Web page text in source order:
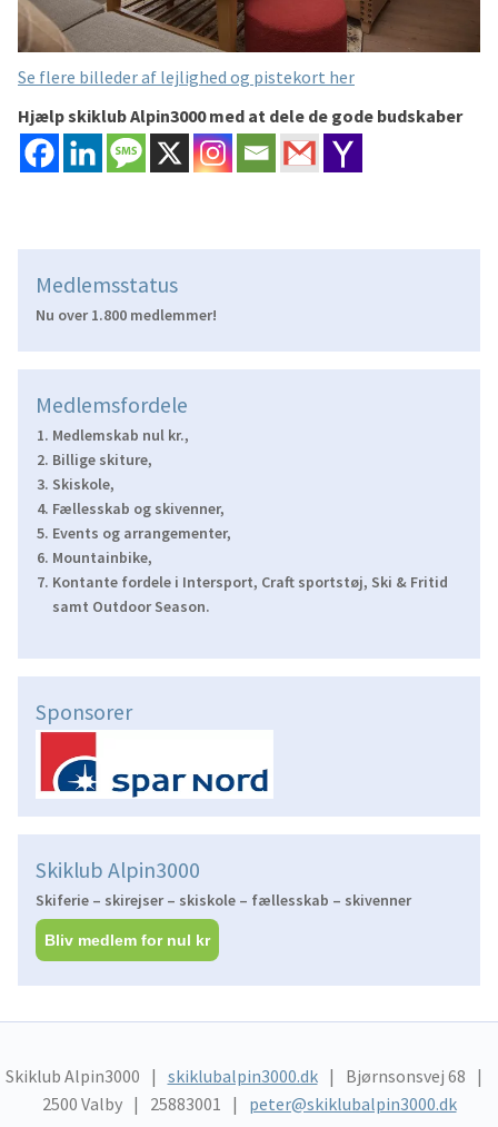
Se flere billeder af lejlighed og pistekort her
Hjælp skiklub Alpin3000 med at dele de gode budskaber
Medlemsstatus
Nu over 1.800 medlemmer!
Medlemsfordele
Medlemskab nul kr.,
Billige skiture,
Skiskole,
Fællesskab og skivenner,
Events og arrangementer,
Mountainbike,
Kontante fordele i Intersport, Craft sportstøj, Ski & Fritid
samt Outdoor Season.
Sponsorer
Skiklub Alpin3000
Skiferie – skirejser – skiskole – fællesskab – skivenner
Bliv medlem for nul kr
Skiklub Alpin3000 skiklubalpin3000.dk
Bjørnsonsvej 68
2500 Valby
25883001 peter@skiklubalpin3000.dk